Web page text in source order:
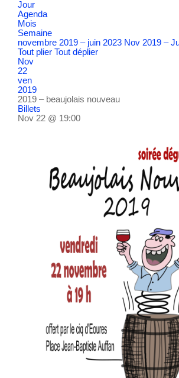
Jour
Agenda
Mois
Semaine
novembre 2019 – juin 2023 Nov 2019 –
Tout plier Tout déplier
Nov
22
ven
2019
2019 – beaujolais nouveau
Billets
Nov 22 @ 19:00